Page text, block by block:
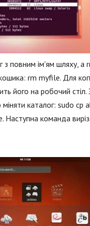
повним ім'ям шляху, а
rm myfile. Для
його на робочий
каталог: sudo
команда